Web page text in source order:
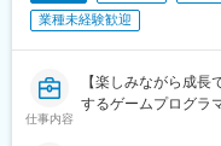
駅(滋賀県)、大津駅
駅(地下鉄)、布施駅
駅(ＪＲ線)、手柄駅
木駅、和歌山駅、
駅、出雲市駅、山口
業種未経験歓迎
仕事内容
【楽しみながら成
するゲームプログラ